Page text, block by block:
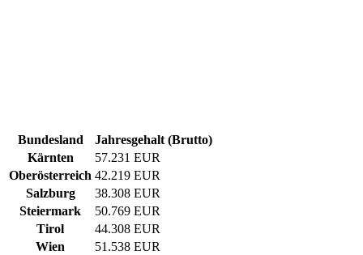
Bundesland
Jahresgehalt (Brutto)
Kärnten
57.231 EUR
Oberösterreich 42.219 EUR
Salzburg
38.308 EUR
Steiermark
50.769 EUR
Tirol
44.308 EUR
Wien
51.538 EUR